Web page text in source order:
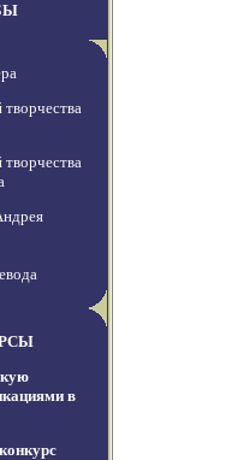
в